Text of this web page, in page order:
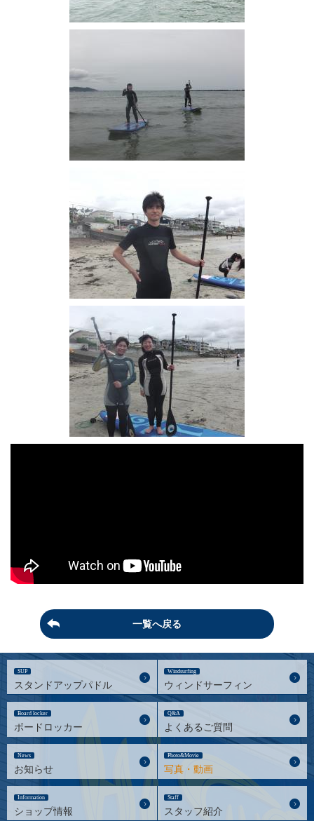
一覧へ戻る
SUP
スタンドアップパドル
Windsurfing
ウィンドサーフィン
Board locker
ボードロッカー
Q&A
よくあるご質問
News
お知らせ
Photo&Movie
写真・動画
Information
ショップ情報
Staff
スタッフ紹介